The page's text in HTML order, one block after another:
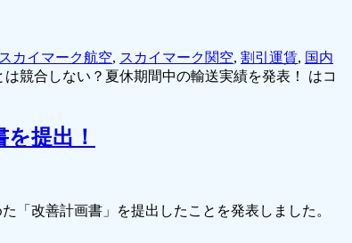
スカイマーク航空, スカイマーク関空, 割引運賃, 国内
競合しない？夏休期間中の輸送実績を発表！ はコ
提出！
「改善計画書」を提出したことを発表しました。